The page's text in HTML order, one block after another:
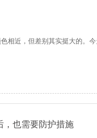
相近，但差别其实挺大的。今
，也需要防护措施